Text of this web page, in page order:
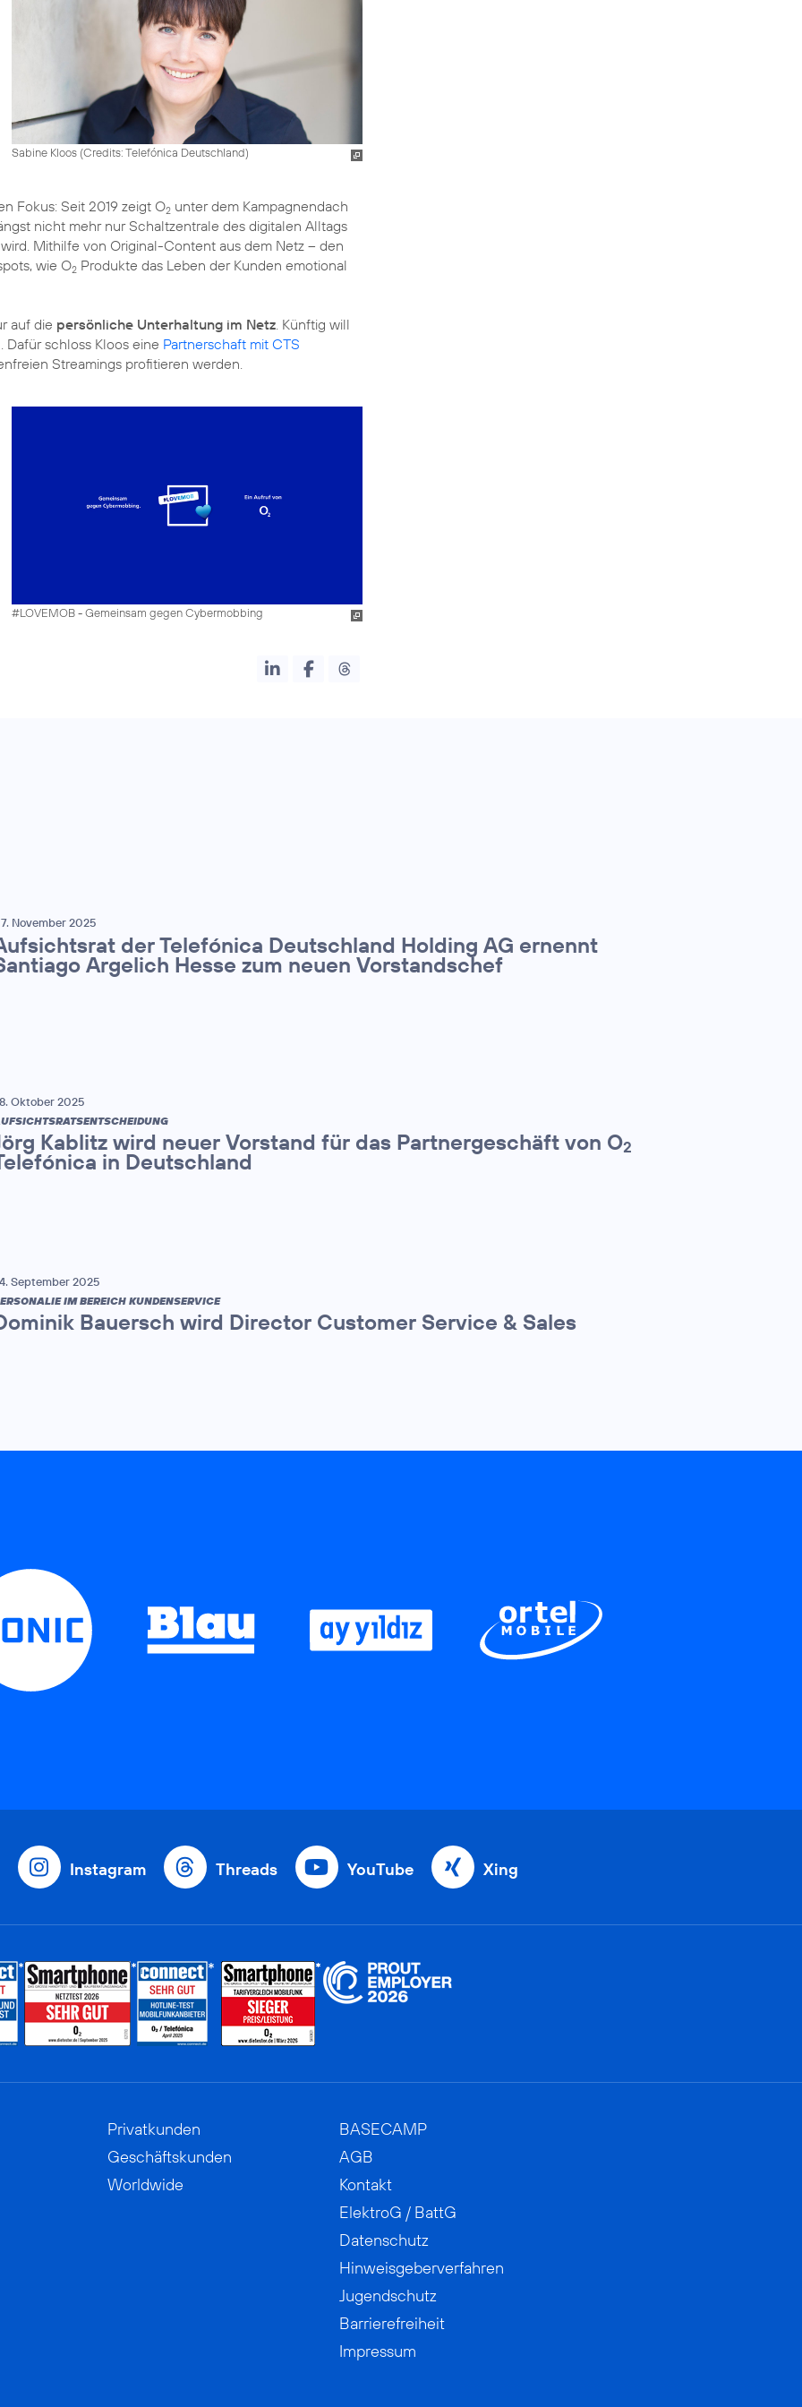
Sabine Kloos (Credits: Telefónica Deutschland)
Fokus: Seit 2019 zeigt O2 unter dem Kampagnendach
nicht mehr nur Schaltzentrale des digitalen Alltags
Mithilfe von Original-Content aus dem Netz – den
wie O2 Produkte das Leben der Kunden emotional
auf die persönliche Unterhaltung im Netz. Künftig will
schloss Kloos eine Partnerschaft mit CTS
Streamings profitieren werden.
#LOVEMOB - Gemeinsam gegen Cybermobbing
November 2025
der Telefónica Deutschland Holding AG ernennt
Argelich Hesse zum neuen Vorstandschef
Oktober 2025
Kablitz wird neuer Vorstand für das Partnergeschäft von O2
in Deutschland
September 2025
IM BEREICH KUNDENSERVICE
Bauersch wird Director Customer Service & Sales
Instagram Threads YouTube Xing
Privatkunden
Geschäftskunden
Worldwide
BASECAMP
AGB
Kontakt
ElektroG / BattG
Datenschutz
Hinweisgeberverfahren
Jugendschutz
Barrierefreiheit
Impressum